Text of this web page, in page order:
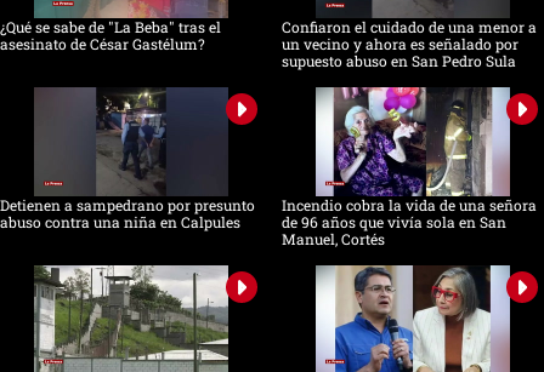
¿Qué se sabe de "La Beba" tras el
asesinato de César Gastélum?
Confiaron el cuidado de una menor a
un vecino y ahora es señalado por
supuesto abuso en San Pedro Sula
Detienen a sampedrano por presunto
abuso contra una niña en Calpules
Incendio cobra la vida de una señora
de 96 años que vivía sola en San
Manuel, Cortés